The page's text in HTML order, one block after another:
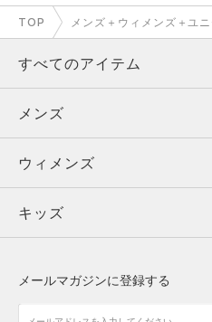
TOP メンズ＋ウィメンズ＋ユ
すべてのアイテム
メンズ
ウィメンズ
キッズ
アクセサリー
メンズ
トップス
ボトムス
アクセサリー
ウィメンズ
トップス
シューズ
キッズ
メールマガジンに登録する